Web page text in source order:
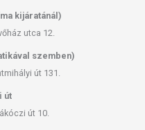
kijáratánál)
utca 12.
szemben)
út 131.
út
út 10.